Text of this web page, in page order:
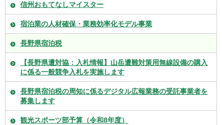
信州おもてなしマイスター
宿泊業の人材確保・業務効率化モデル事業
長野県宿泊税
【長野県遭対協：入札情報】山岳遭難対策用無線設備の購入
に係る一般競争入札を実施します
長野県宿泊税の周知に係るデジタル広報業務の受託事業者を
募集します
観光スポーツ部予算（令和8年度）